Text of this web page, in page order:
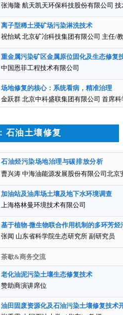
张海隆 航天凯天环保科技股份有限公司
离子型稀土浸矿场污染淋洗技术
祝怡斌 北京矿冶科技集团有限公司 主任/
重金属污染矿区金属原位固化及生态修复
中国恩菲工程技术有限公司
场地修复的核心： 系统看病，精准治理
金跃群 北京中科盛联集团有限公司 首席
：石油土壤修复
石油烃污染场地治理与碳排放分析
曹兴涛 中海油能源发展股份有限公司北
加油站及油库场土壤及地下水环境调查
上海格林曼环境技术有限公司
基于植物-微生物联合作用机制的多环芳
张闻 山东省科学院生态研究所 副研究员
茶歇&商务交流
老化油泥污染土壤生态修复技术
赞助商演讲席位
油田固废资源化及石油污染土壤修复技术